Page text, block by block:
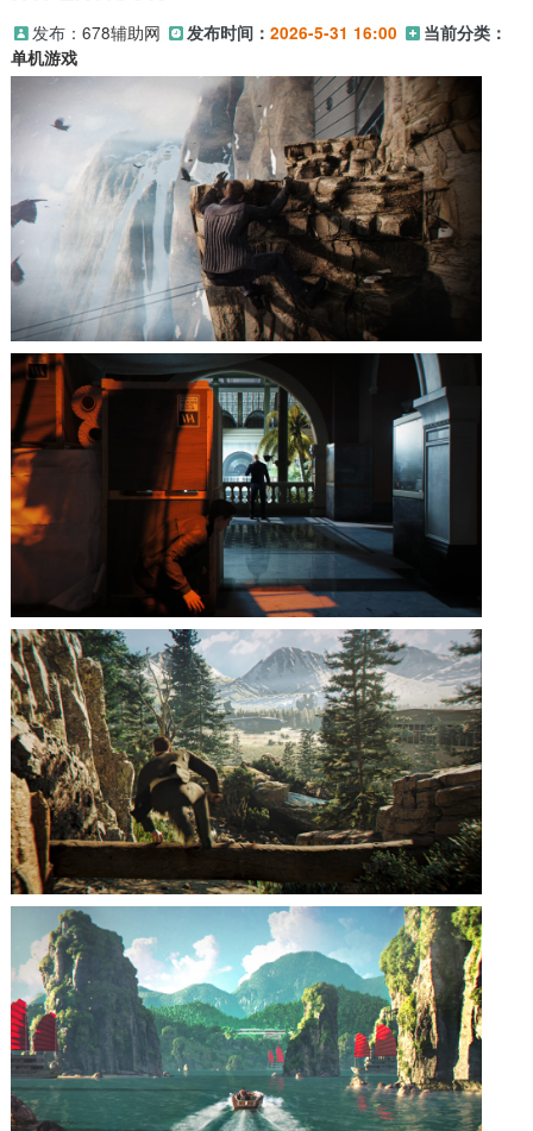
发布： 678辅助网 发布时间： 2026-5-31 16:00
当前分类：
单机游戏